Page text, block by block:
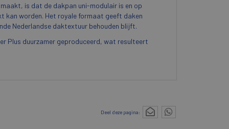
is dat de dakpan uni-modulair is en op
kan worden. Het royale formaat geeft daken
Nederlandse daktextuur behouden blijft.
Plus duurzamer geproduceerd, wat resulteert
Deel deze pagina: